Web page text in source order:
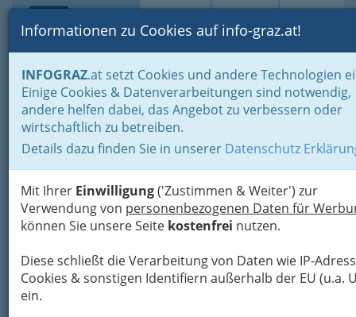
Suche Login Toggle
Informationen zu Cookies auf info-graz.at!
INFOGRAZ.at setzt Cookies und andere Technologien
Einige Cookies & Datenverarbeitungen sind notwendig,
andere helfen dabei, das Angebot zu verbessern oder
wirtschaftlich zu betreiben.
Details dazu finden Sie in unserer Datenschutz
Mit Ihrer Einwilligung('Zustimmen & Weiter') zur
Verwendung von personenbezogenen Daten für
können Sie unsere Seite kostenfrei nutzen.
Diese schließt die Verarbeitung von Daten wie IP-
Cookies & sonstigen Identifiern außerhalb der EU (u.a.
ein.
Home Lifestyle Feste feiern
Feste im Jahreszyklus
Advent- und Weihnachtszeit bis Silvester und Neujahr
Die Tage im Advent
19. Dezember - Ein Gedicht von Christian Friedrich Hebbel
19. Dezember - Gedicht von
Hebbel, Rezepte und
Geschichten
Ein Gedicht über den Schnee